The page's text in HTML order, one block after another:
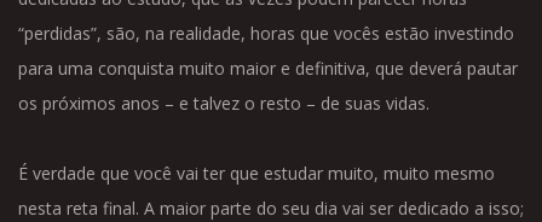
“perdidas”, são, na realidade, horas que vocês estão investindo
para uma conquista muito maior e definitiva, que deverá pautar
os próximos anos – e talvez o resto – de suas vidas.
É verdade que você vai ter que estudar muito, muito mesmo
nesta reta final. A maior parte do seu dia vai ser dedicado a isso;